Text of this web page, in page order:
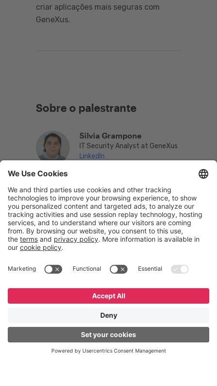
criar aplicações mais seguras com
GeneXus.
Sobre o palestrante
Silvia Grampone
IT Security Analyst at GeneXus
LinkedIn
© GeneXus. Todos os direitos reservados. GeneXus